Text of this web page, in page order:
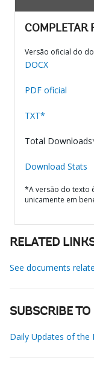
COMPLETAR
Versão oficial do
DOCX
PDF oficial
TXT*
Total
Download Stats
*A versão do texto
unicamente em
RELATED
See documents
SUBSCRIBE
Daily Updates of